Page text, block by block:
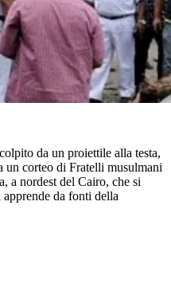
da un proiettile alla testa,
un corteo di Fratelli musulmani
a nordest del Cairo, che si
da fonti della